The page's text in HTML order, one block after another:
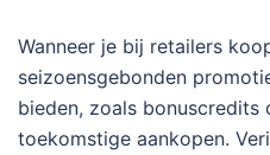
Wanneer je bij retailers
seizoensgebonden
bieden, zoals
toekomstige aankopen.